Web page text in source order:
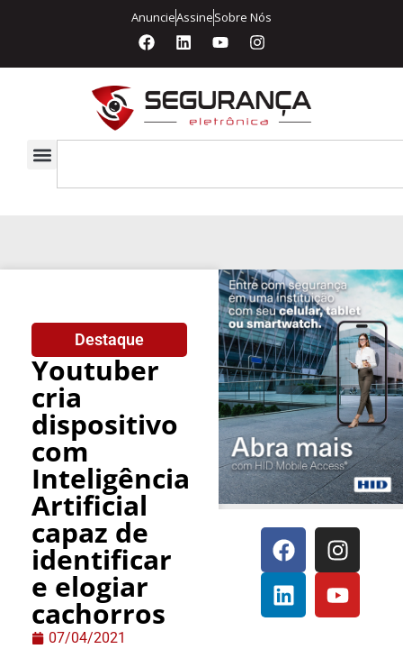
AnuncieAssineSobre Nós
Destaque
Youtuber
cria
dispositivo
com
Inteligência
Artificial
capaz de
identificar
e elogiar
cachorros
07/04/2021